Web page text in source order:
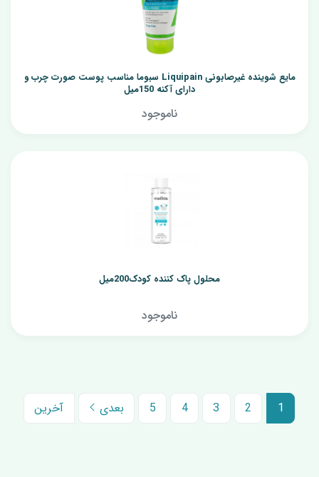
مایع شوینده غیرصابونی Liquipain سبوما مناسب پوست صورت چرب و
دارای آکنه 150میل
ناموجود
محلول پاک کننده کودک200میل
ناموجود
1
2
3
4
5 بعدی آخرین